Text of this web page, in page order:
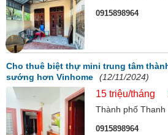
0915898964
Cho thuê biệt thự mini trung tâm
sướng hơn Vinhome
(12/11/2024)
15 triệu/tháng
Thành phố Thanh
0915898964